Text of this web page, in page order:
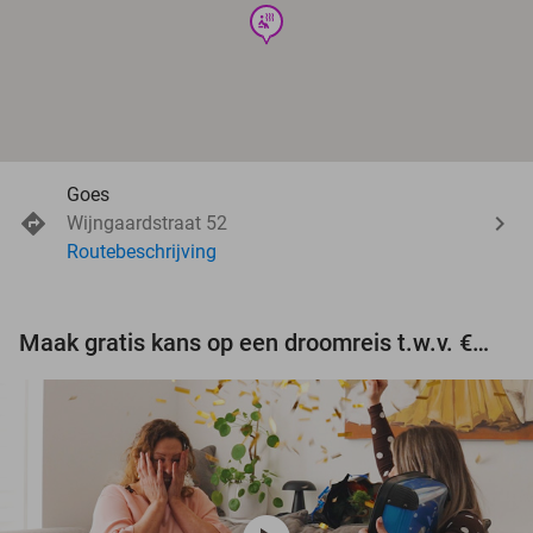
wellness
Goes
Wijngaardstraat 52
Routebeschrijving
Maak gratis kans op een droomreis t.w.v. €3.000!